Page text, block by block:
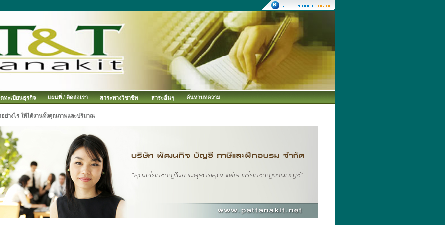
ทะเบียนธุรกิจ แผนที่ / ติดต่อเรา สาระทางวิชาชีพ สาระอื่นๆ ค้นหาบทความ
อย่างไร ให้ได้งานทั้งคุณภาพและปริมาณ